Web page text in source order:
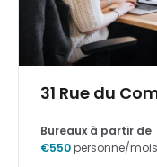
31 Rue du
Bureaux à partir de
€550personne/mois